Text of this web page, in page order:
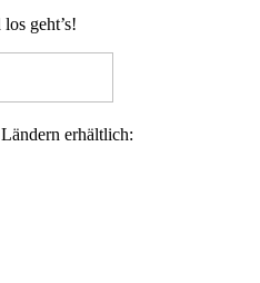
geht’s!
erhältlich: